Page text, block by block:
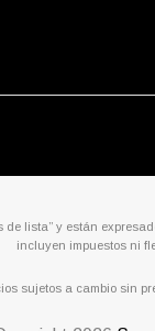
de lista” y están
incluyen impuestos ni
sujetos a cambio sin